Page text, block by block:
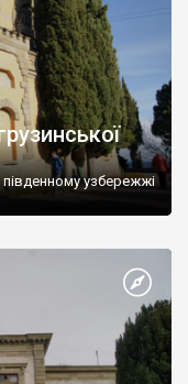
узбережжі